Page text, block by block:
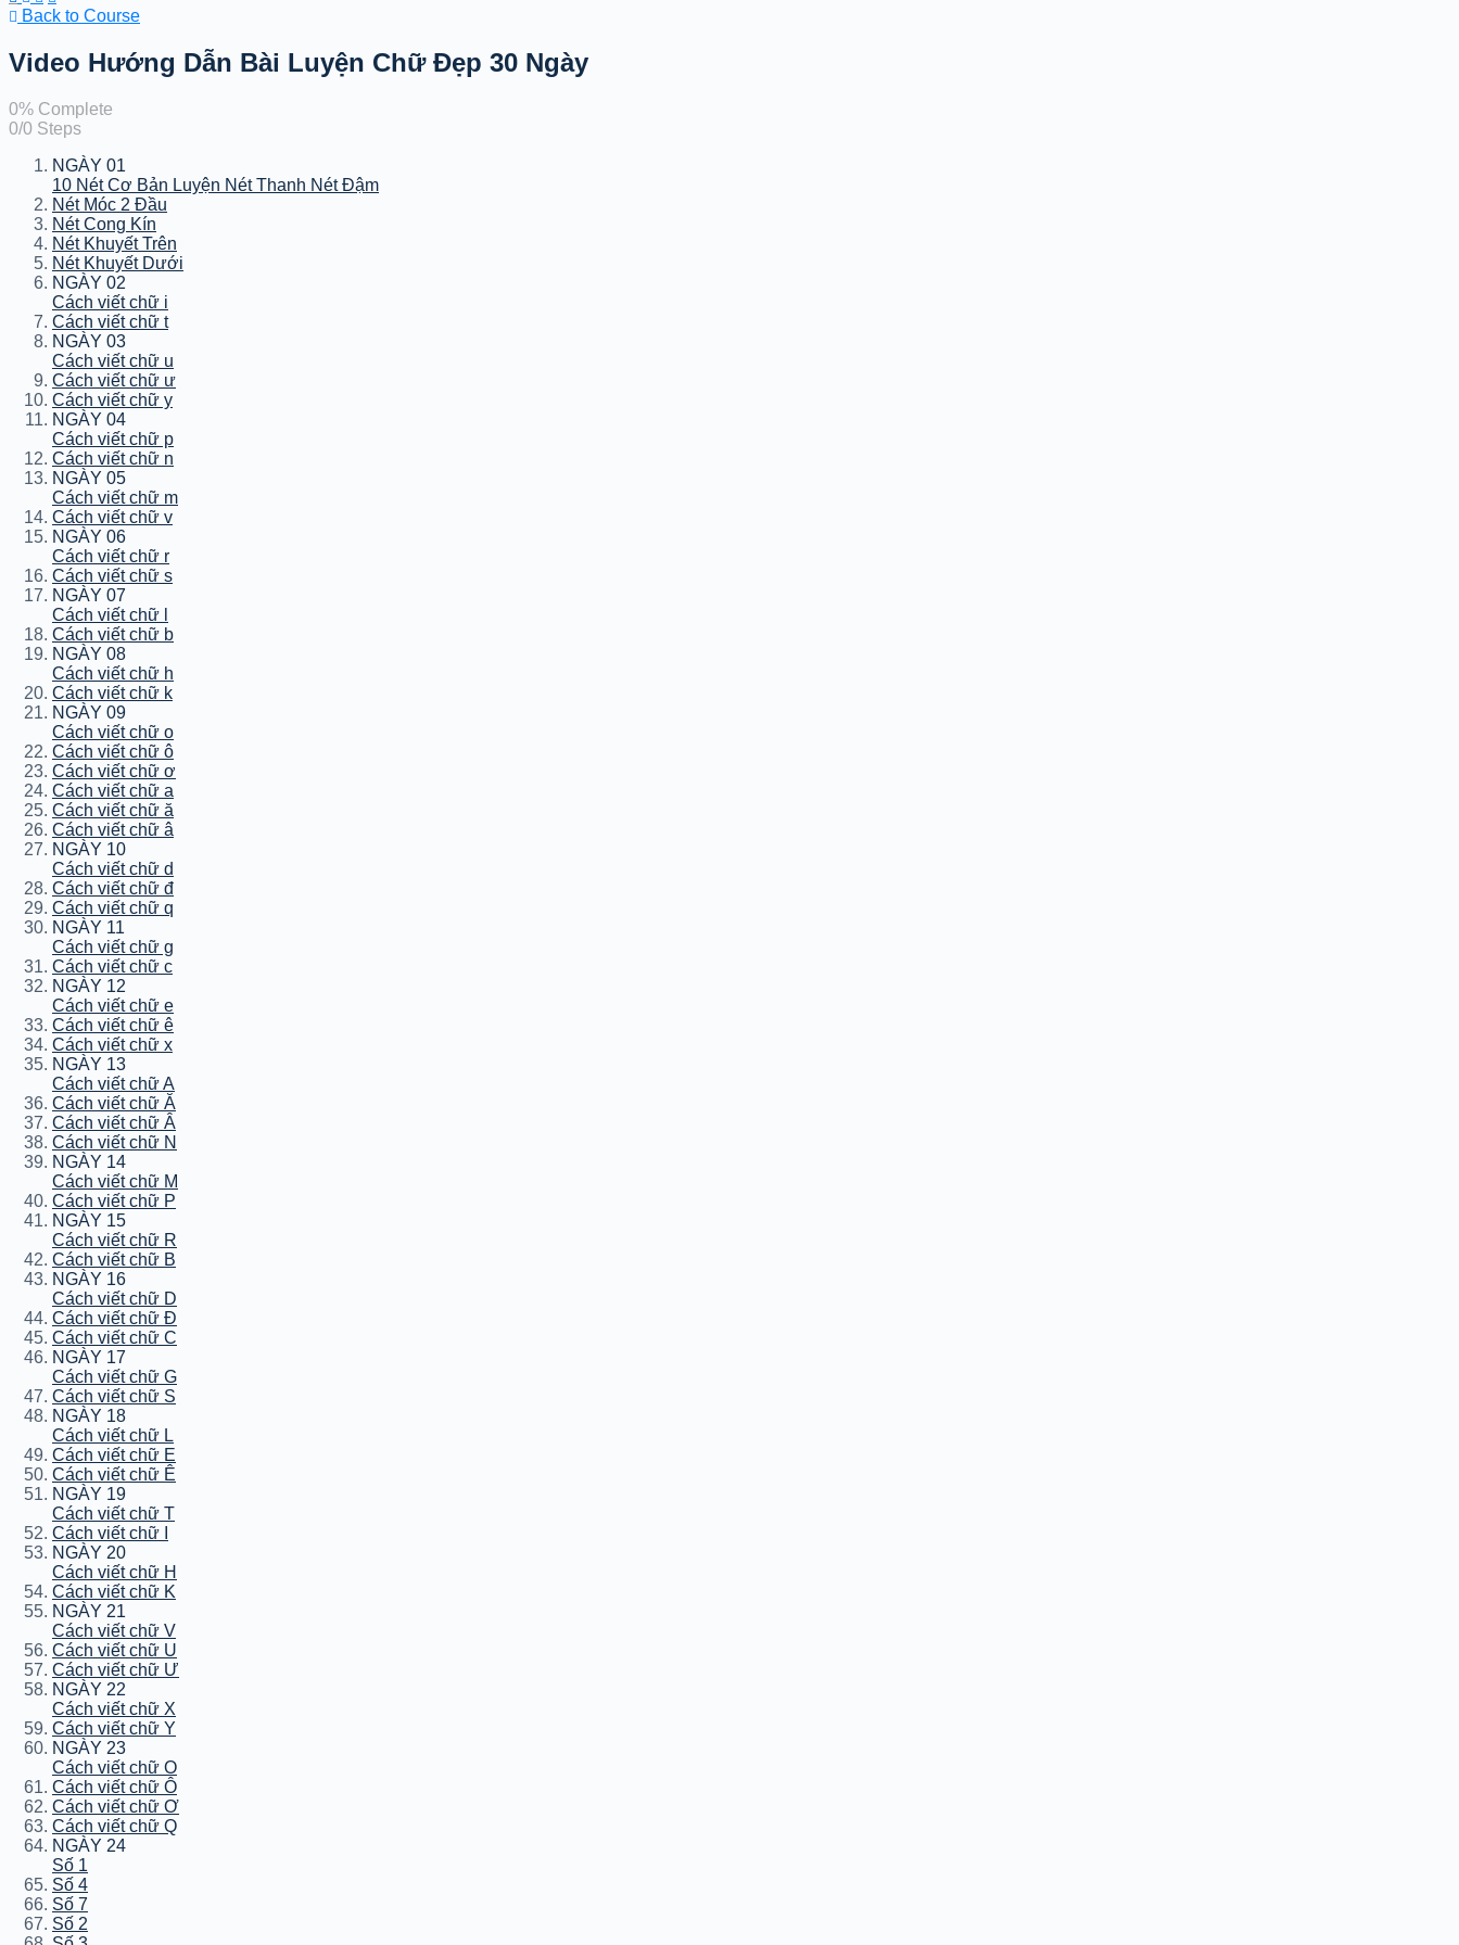
Back to Course
Video Hướng Dẫn Bài Luyện Chữ Đẹp 30 Ngày
0% Complete
0/0 Steps
NGÀY 01
10 Nét Cơ Bản Luyện Nét Thanh Nét Đậm
Nét Móc 2 Đầu
Nét Cong Kín
Nét Khuyết Trên
Nét Khuyết Dưới
NGÀY 02
Cách viết chữ i
Cách viết chữ t
NGÀY 03
Cách viết chữ u
Cách viết chữ ư
Cách viết chữ y
NGÀY 04
Cách viết chữ p
Cách viết chữ n
NGÀY 05
Cách viết chữ m
Cách viết chữ v
NGÀY 06
Cách viết chữ r
Cách viết chữ s
NGÀY 07
Cách viết chữ l
Cách viết chữ b
NGÀY 08
Cách viết chữ h
Cách viết chữ k
NGÀY 09
Cách viết chữ o
Cách viết chữ ô
Cách viết chữ ơ
Cách viết chữ a
Cách viết chữ ă
Cách viết chữ â
NGÀY 10
Cách viết chữ d
Cách viết chữ đ
Cách viết chữ q
NGÀY 11
Cách viết chữ g
Cách viết chữ c
NGÀY 12
Cách viết chữ e
Cách viết chữ ê
Cách viết chữ x
NGÀY 13
Cách viết chữ A
Cách viết chữ Ă
Cách viết chữ Â
Cách viết chữ N
NGÀY 14
Cách viết chữ M
Cách viết chữ P
NGÀY 15
Cách viết chữ R
Cách viết chữ B
NGÀY 16
Cách viết chữ D
Cách viết chữ Đ
Cách viết chữ C
NGÀY 17
Cách viết chữ G
Cách viết chữ S
NGÀY 18
Cách viết chữ L
Cách viết chữ E
Cách viết chữ Ê
NGÀY 19
Cách viết chữ T
Cách viết chữ I
NGÀY 20
Cách viết chữ H
Cách viết chữ K
NGÀY 21
Cách viết chữ V
Cách viết chữ U
Cách viết chữ Ư
NGÀY 22
Cách viết chữ X
Cách viết chữ Y
NGÀY 23
Cách viết chữ O
Cách viết chữ Ô
Cách viết chữ Ơ
Cách viết chữ Q
NGÀY 24
Số 1
Số 4
Số 7
Số 2